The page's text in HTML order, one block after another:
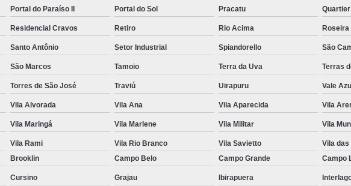
Portal do Paraíso II Portal do Sol Pracatu
Residencial Cravos Retiro Rio Acima Roseira
Santo Antônio Setor Industrial Spiandorello São
São Marcos Tamoio Terra da Uva Terras
Torres de São José Traviú Uirapuru Vale Azul
Vila Alvorada Vila Ana Vila Aparecida Vila
Vila Maringá Vila Marlene Vila Militar Vila
Vila Rami Vila Rio Branco Vila Savietto Vila
Brooklin Campo Belo Campo Grande Campo
Cursino Grajau Ibirapuera